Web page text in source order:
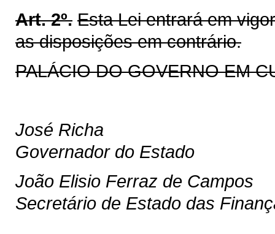
Art. 2º. Esta Lei entrará em
as disposições em contrário.
PALÁCIO DO GOVERNO EM
José Richa
Governador do Estado
João Elisio Ferraz de Campos
Secretário de Estado das